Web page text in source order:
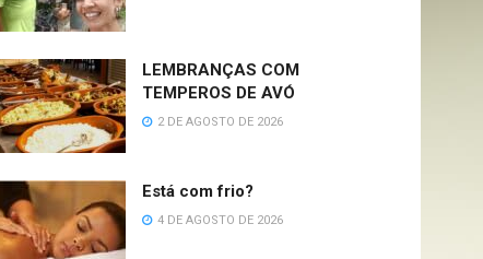
LEMBRANÇAS COM
TEMPEROS DE AVÓ
2 DE AGOSTO DE 2026
Está com frio?
4 DE AGOSTO DE 2026